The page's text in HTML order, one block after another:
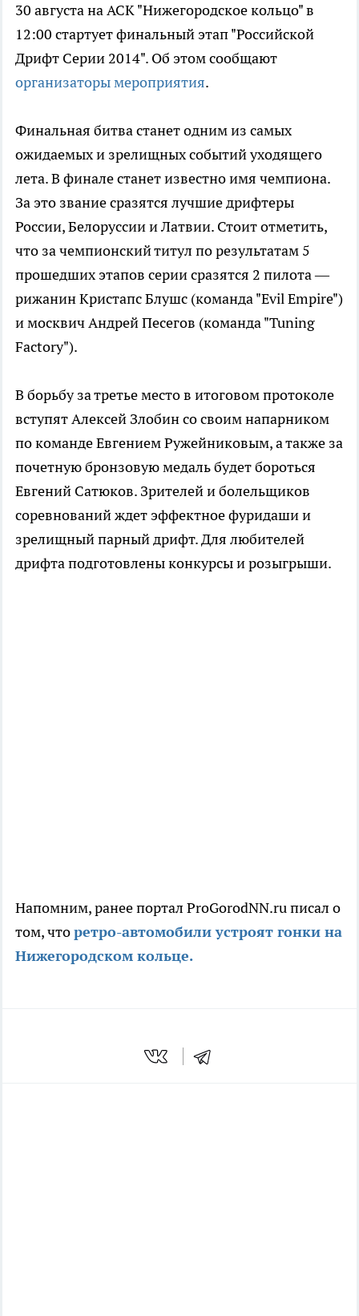
30 августа на АСК "Нижегородское кольцо" в
12:00 стартует финальный этап "Российской
Дрифт Серии 2014". Об этом сообщают
организаторы мероприятия.
Финальная битва станет одним из самых
ожидаемых и зрелищных событий уходящего
лета. В финале станет известно имя чемпиона.
За это звание сразятся лучшие дрифтеры
России, Белоруссии и Латвии. Стоит отметить,
что за чемпионский титул по результатам 5
прошедших этапов серии сразятся 2 пилота —
рижанин Кристапс Блушс (команда "Evil Empire")
и москвич Андрей Песегов (команда "Tuning
Factory").
В борьбу за третье место в итоговом протоколе
вступят Алексей Злобин со своим напарником
по команде Евгением Ружейниковым, а также за
почетную бронзовую медаль будет бороться
Евгений Сатюков. Зрителей и болельщиков
соревнований ждет эффектное фуридаши и
зрелищный парный дрифт. Для любителей
дрифта подготовлены конкурсы и розыгрыши.
Напомним, ранее портал ProGorodNN.ru писал о
том, чторетро-автомобили устроят гонки на
Нижегородском кольце.